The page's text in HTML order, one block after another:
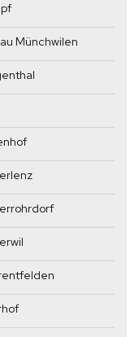
Münchwilen